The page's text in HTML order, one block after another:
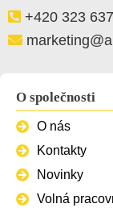
+420 323
O společnosti
O nás
Kontakty
Novinky
Volná